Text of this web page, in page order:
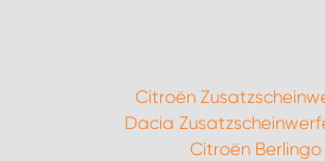
Citroën
Dacia
Citroën